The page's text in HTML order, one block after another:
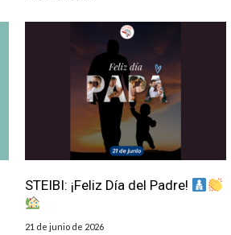
STEIBI: ¡Feliz Día del Padre!
21 de junio de 2026